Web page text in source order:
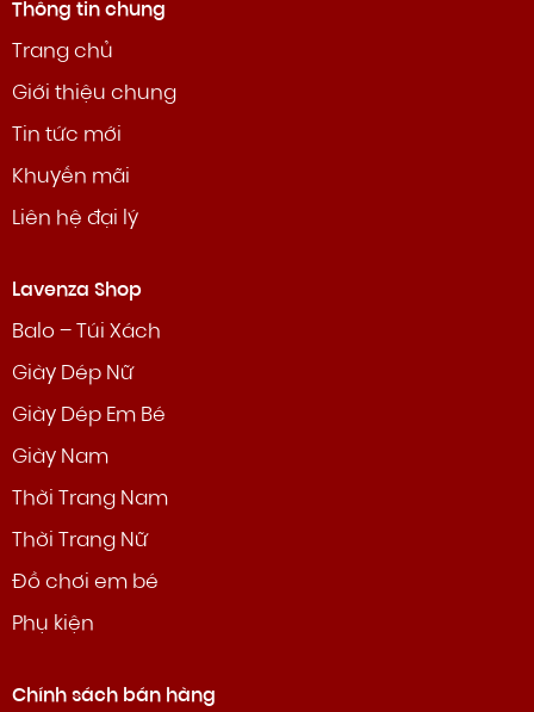
Thông tin chung
Trang chủ
Giới thiệu chung
Tin tức mới
Khuyến mãi
Liên hệ đại lý
Lavenza Shop
Balo – Túi Xách
Giày Dép Nữ
Giày Dép Em Bé
Giày Nam
Thời Trang Nam
Thời Trang Nữ
Đồ chơi em bé
Phụ kiện
Chính sách bán hàng